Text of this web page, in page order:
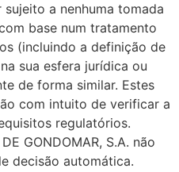
a nenhuma tomada
base num tratamento
(incluindo a definição de
sua esfera jurídica ou
de forma similar. Estes
com intuito de verificar a
regulatórios.
GONDOMAR, S.A. não
decisão automática.